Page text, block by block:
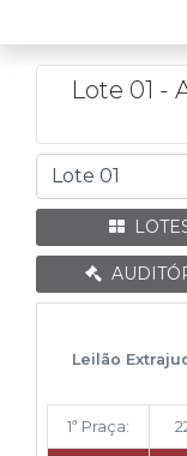
Lote 01 -
Leilão
1ª Praça: